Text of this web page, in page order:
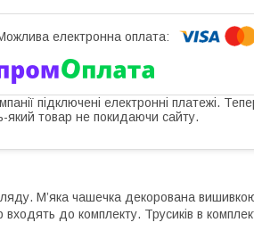
підключені електронні платежі.
який товар не покидаючи сайту.
М’яка чашечка декорована
до комплекту. Трусиків в